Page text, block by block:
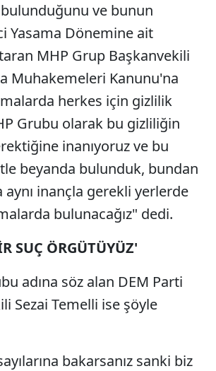
ve bunun
Yasama Dönemine ait
MHP Grup Başkanvekili
Muhakemeleri Kanunu'na
herkes için gizlilik
Grubu olarak bu gizliliğin
inanıyoruz ve bu
beyanda bulunduk, bundan
aynı inançla gerekli yerlerde
bulunacağız" dedi.
SUÇ ÖRGÜTÜYÜZ'
adına söz alan DEM Parti
Sezai Temelli ise şöyle
bakarsanız sanki biz